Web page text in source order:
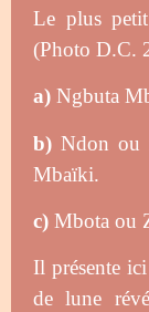
Le plus petit
(Photo D.C.
a) Ngbuta
b) Ndon ou
Mbaïki.
c) Mbota ou
Il présente
de lune ré